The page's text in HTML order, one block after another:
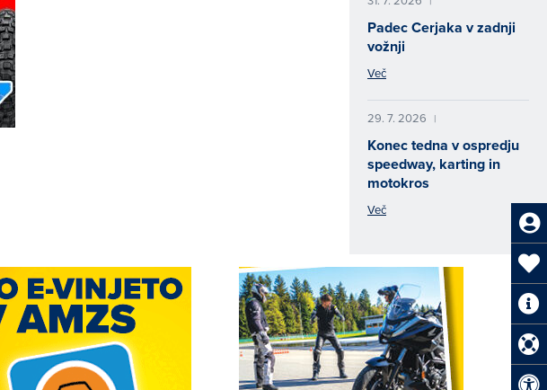
Padec Cerjaka v zadnji
vožnji
Več
29. 7. 2026 |
Konec tedna v ospredju
speedway, karting in
motokros
Več